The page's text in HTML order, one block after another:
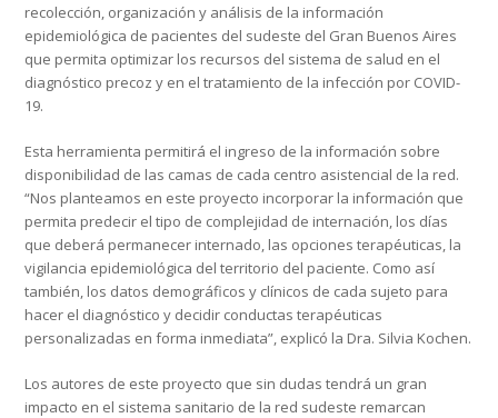
recolección, organización y análisis de la información
epidemiológica de pacientes del sudeste del Gran Buenos Aires
que permita optimizar los recursos del sistema de salud en el
diagnóstico precoz y en el tratamiento de la infección por COVID-
19.
Esta herramienta permitirá el ingreso de la información sobre
disponibilidad de las camas de cada centro asistencial de la red.
“Nos planteamos en este proyecto incorporar la información que
permita predecir el tipo de complejidad de internación, los días
que deberá permanecer internado, las opciones terapéuticas, la
vigilancia epidemiológica del territorio del paciente. Como así
también, los datos demográficos y clínicos de cada sujeto para
hacer el diagnóstico y decidir conductas terapéuticas
personalizadas en forma inmediata”, explicó la Dra. Silvia Kochen.
Los autores de este proyecto que sin dudas tendrá un gran
impacto en el sistema sanitario de la red sudeste remarcan